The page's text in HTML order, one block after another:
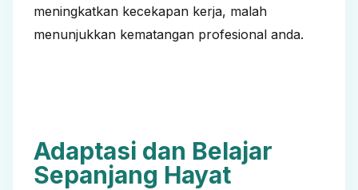
meningkatkan kecekapan kerja, malah
menunjukkan kematangan profesional anda.
Adaptasi dan Belajar
Sepanjang Hayat